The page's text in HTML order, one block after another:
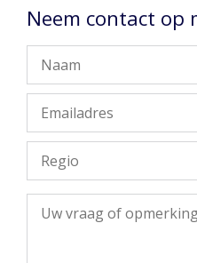
Neem contact op